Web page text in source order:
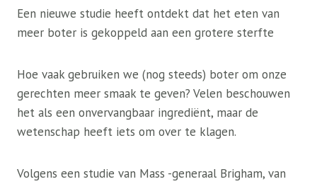
Een nieuwe studie heeft ontdekt dat het eten van
meer boter is gekoppeld aan een grotere sterfte
Hoe vaak gebruiken we (nog steeds) boter om onze
gerechten meer smaak te geven? Velen beschouwen
het als een onvervangbaar ingrediënt, maar de
wetenschap heeft iets om over te klagen.
Volgens een studie van Mass -generaal Brigham, van